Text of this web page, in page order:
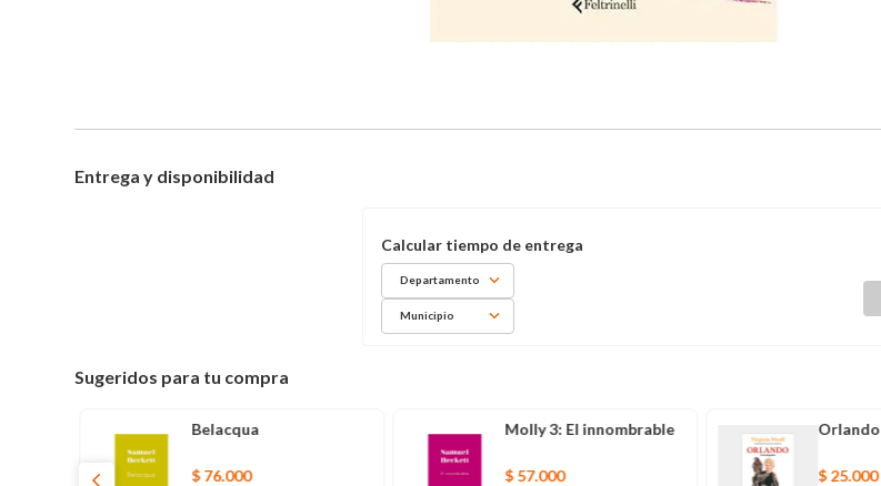
Entrega y disponibilidad
Departamento
Municipio
Sugeridos para tu compra
Belacqua
$ 76.000
Molly 3: El innombrable
$ 57.000
Orlando
$ 25.000